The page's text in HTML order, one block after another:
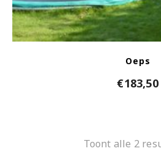
Oeps
€183,50
Toont alle 2